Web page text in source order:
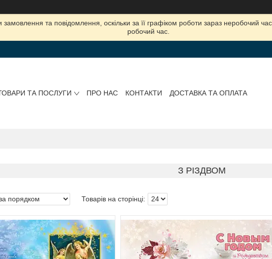
та повідомлення, оскільки за її графіком роботи зараз неробочий
робочий час.
ТА ПОСЛУГИ ПРО НАС КОНТАКТИ ДОСТАВКА ТА ОПЛАТА
З РІЗДВОМ